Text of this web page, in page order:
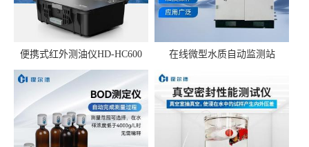
便携式红外测油仪HD-HC600 在线微型水质自动监测站